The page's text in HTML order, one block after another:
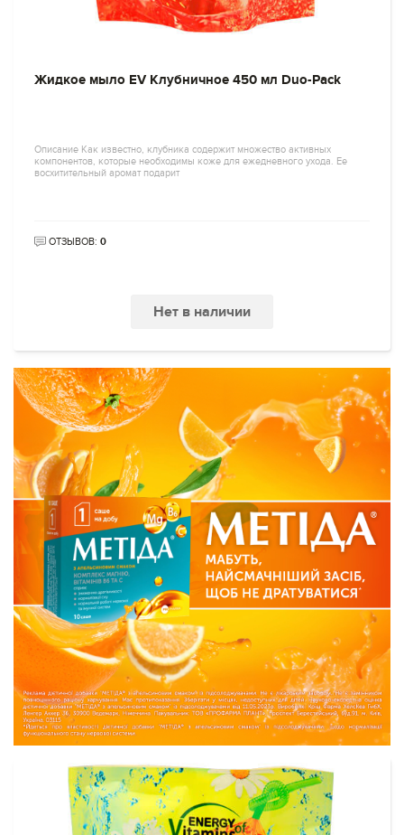
Жидкое мыло EV Клубничное 450 мл Duo-Pack
Описание Как известно, клубника содержит множество активных
компонентов, которые необходимы коже для ежедневного ухода. Ее
восхитительный аромат подарит
ОТЗЫВОВ: 0
Нет в наличии